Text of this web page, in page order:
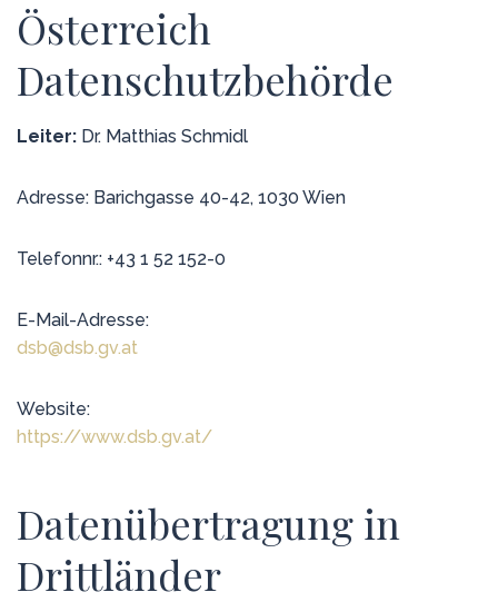
Österreich
Datenschutzbehörde
Leiter: Dr. Matthias Schmidl
Adresse: Barichgasse 40-42, 1030 Wien
Telefonnr.: +43 1 52 152-0
E-Mail-Adresse:
dsb@dsb.gv.at
Website:
https://www.dsb.gv.at/
Datenübertragung in
Drittländer